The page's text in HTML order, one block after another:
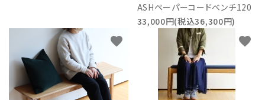
ASHペーパーコードベンチ120
33,000円(税込36,300円)
favorite favorite